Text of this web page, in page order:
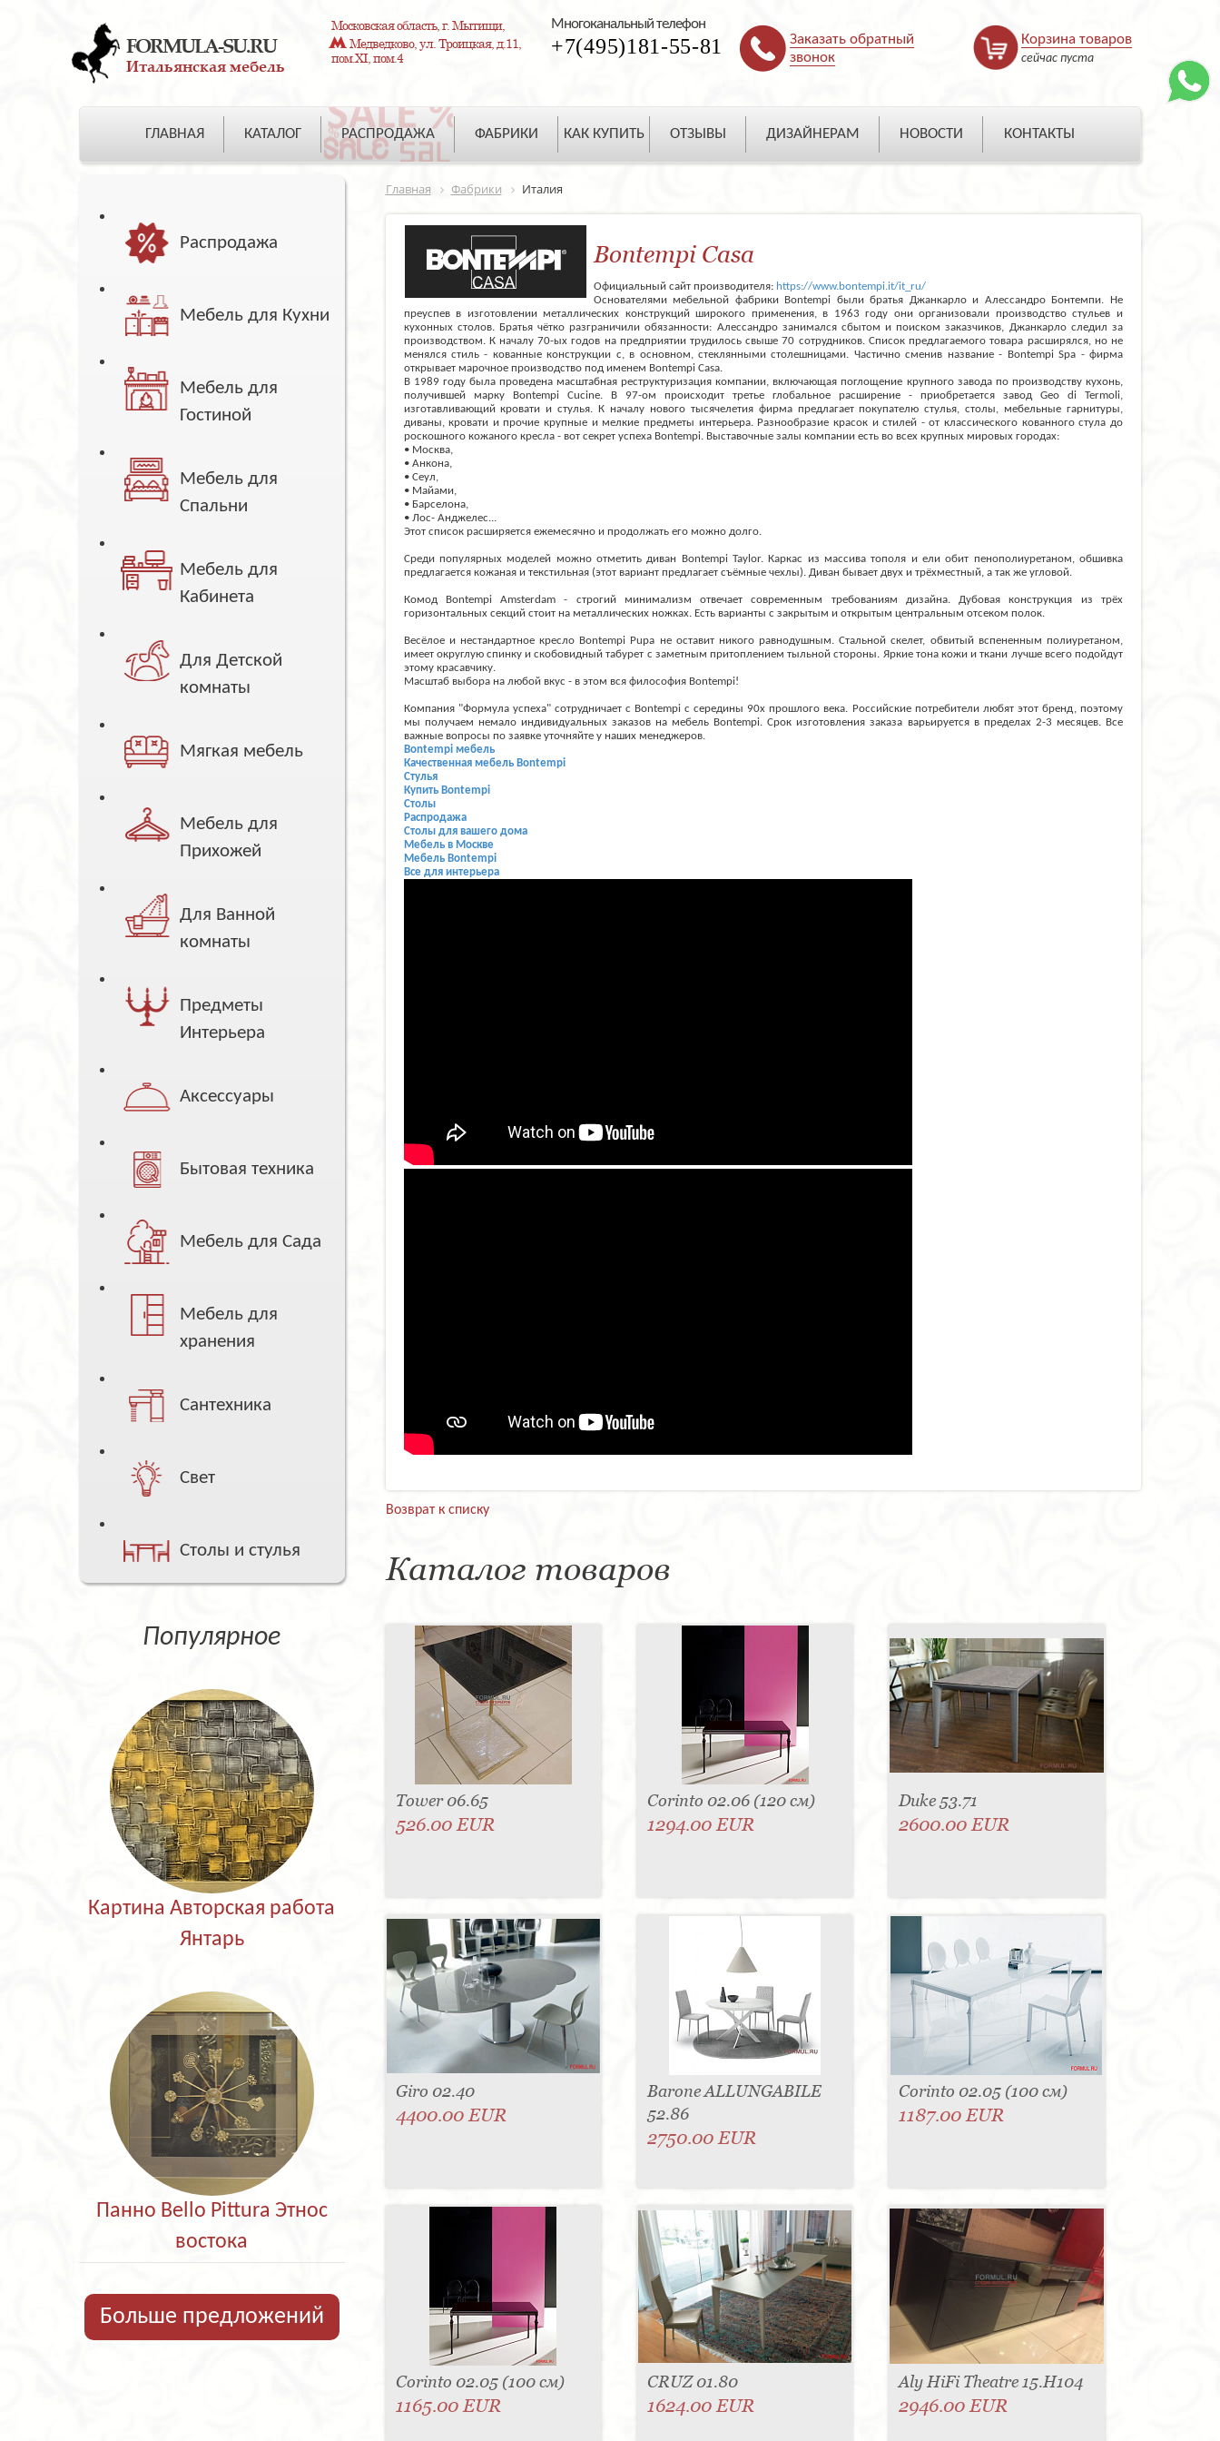
FORMULA-SU.RU
Итальянская мебель
Московская область, г. Мытищи,
Медведково, ул. Троицкая, д.11,
пом.XI, пом.4
Многоканальный телефон
+7(495)181-55-81
Заказать обратный
звонок
Корзина товаров
сейчас пуста
ГЛАВНАЯ КАТАЛОГ РАСПРОДАЖА ФАБРИКИ КАК КУПИТЬ ОТЗЫВЫ ДИЗАЙНЕРАМ НОВОСТИ КОНТАКТЫ
Распродажа
Мебель для Кухни
Мебель для
Гостиной
Мебель для
Спальни
Мебель для
Кабинета
Для Детской
комнаты
Мягкая мебель
Мебель для
Прихожей
Для Ванной
комнаты
Предметы
Интерьера
Аксессуары
Бытовая техника
Мебель для Сада
Мебель для
хранения
Сантехника
Свет
Столы и стулья
Популярное
Картина Авторская работа
Янтарь
Панно Bello Pittura Этнос
востока
Больше предложений
Главная Фабрики Италия
Bontempi Casa
Официальный сайт производителя: https://www.bontempi.it/it_ru/
Основателями мебельной фабрики Bontempi были братья Джанкарло и Алессандро Бонтемпи. Не
преуспев в изготовлении металлических конструкций широкого применения, в 1963 году они организовали производство стульев и
кухонных столов. Братья чётко разграничили обязанности: Алессандро занимался сбытом и поиском заказчиков, Джанкарло следил за
производством. К началу 70-ых годов на предприятии трудилось свыше 70 сотрудников. Список предлагаемого товара расширялся, но не
менялся стиль - кованные конструкции с, в основном, стеклянными столешницами. Частично сменив название - Bontempi Spa - фирма
открывает марочное производство под именем Bontempi Casa.
В 1989 году была проведена масштабная реструктуризация компании, включающая поглощение крупного завода по производству кухонь,
получившей марку Bontempi Cucine. В 97-ом происходит третье глобальное расширение - приобретается завод Geo di Termoli,
изготавливающий кровати и стулья. К началу нового тысячелетия фирма предлагает покупателю стулья, столы, мебельные гарнитуры,
диваны, кровати и прочие крупные и мелкие предметы интерьера. Разнообразие красок и стилей - от классического кованного стула до
роскошного кожаного кресла - вот секрет успеха Bontempi. Выставочные залы компании есть во всех крупных мировых городах:
• Москва,
• Анкона,
• Сеул,
• Майами,
• Барселона,
• Лос- Анджелес...
Этот список расширяется ежемесячно и продолжать его можно долго.
Среди популярных моделей можно отметить диван Bontempi Taylor. Каркас из массива тополя и ели обит пенополиуретаном, обшивка
предлагается кожаная и текстильная (этот вариант предлагает съёмные чехлы). Диван бывает двух и трёхместный, а так же угловой.
Комод Bontempi Amsterdam - строгий минимализм отвечает современным требованиям дизайна. Дубовая конструкция из трёх
горизонтальных секций стоит на металлических ножках. Есть варианты с закрытым и открытым центральным отсеком полок.
Весёлое и нестандартное кресло Bontempi Pupa не оставит никого равнодушным. Стальной скелет, обвитый вспененным полиуретаном,
имеет округлую спинку и скобовидный табурет с заметным притоплением тыльной стороны. Яркие тона кожи и ткани лучше всего подойдут
этому красавчику.
Масштаб выбора на любой вкус - в этом вся философия Bontempi!
Компания "Формула успеха" сотрудничает с Bontempi с середины 90х прошлого века. Российские потребители любят этот бренд, поэтому
мы получаем немало индивидуальных заказов на мебель Bontempi. Срок изготовления заказа варьируется в пределах 2-3 месяцев. Все
важные вопросы по заявке уточняйте у наших менеджеров.
Bontempi мебель
Качественная мебель Bontempi
Cтулья
Купить Bontempi
Столы
Распродажа
Столы для вашего дома
Мебель в Москве
Мебель Bontempi
Все для интерьера
Возврат к списку
Каталог товаров
Tower 06.65
526.00 EUR
Corinto 02.06 (120 см)
1294.00 EUR
Duke 53.71
2600.00 EUR
Giro 02.40
4400.00 EUR
Barone ALLUNGABILE
52.86
2750.00 EUR
Corinto 02.05 (100 см)
1187.00 EUR
Corinto 02.05 (100 см)
1165.00 EUR
CRUZ 01.80
1624.00 EUR
Aly HiFi Theatre 15.H104
2946.00 EUR